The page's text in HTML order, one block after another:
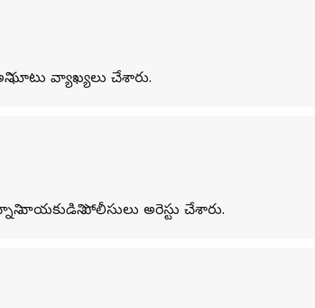
ఘాటు వ్యాఖ్యలు చేశారు.
పోలీసులు అరెస్టు చేశారు.